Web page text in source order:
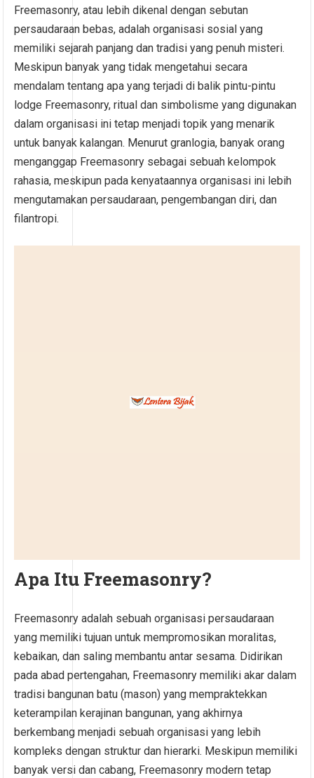
Freemasonry, atau lebih dikenal dengan sebutan
persaudaraan bebas, adalah organisasi sosial yang
memiliki sejarah panjang dan tradisi yang penuh misteri.
Meskipun banyak yang tidak mengetahui secara
mendalam tentang apa yang terjadi di balik pintu-pintu
lodge Freemasonry, ritual dan simbolisme yang digunakan
dalam organisasi ini tetap menjadi topik yang menarik
untuk banyak kalangan. Menurut granlogia, banyak orang
menganggap Freemasonry sebagai sebuah kelompok
rahasia, meskipun pada kenyataannya organisasi ini lebih
mengutamakan persaudaraan, pengembangan diri, dan
filantropi.
Apa Itu Freemasonry?
Freemasonry adalah sebuah organisasi persaudaraan
yang memiliki tujuan untuk mempromosikan moralitas,
kebaikan, dan saling membantu antar sesama. Didirikan
pada abad pertengahan, Freemasonry memiliki akar dalam
tradisi bangunan batu (mason) yang mempraktekkan
keterampilan kerajinan bangunan, yang akhirnya
berkembang menjadi sebuah organisasi yang lebih
kompleks dengan struktur dan hierarki. Meskipun memiliki
banyak versi dan cabang, Freemasonry modern tetap